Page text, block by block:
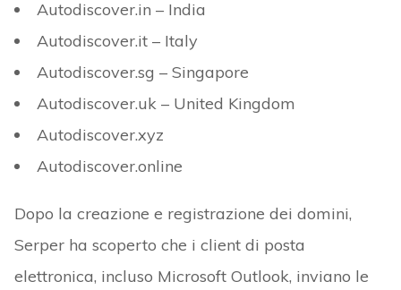
Autodiscover.in – India
Autodiscover.it – Italy
Autodiscover.sg – Singapore
Autodiscover.uk – United Kingdom
Autodiscover.xyz
Autodiscover.online
Dopo la creazione e registrazione dei domini,
Serper ha scoperto che i client di posta
elettronica, incluso Microsoft Outlook, inviano le